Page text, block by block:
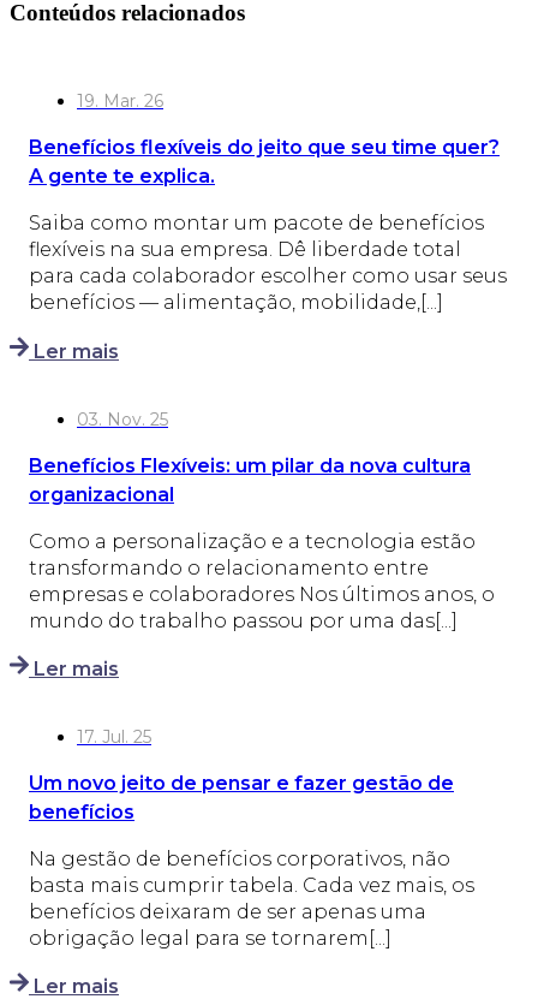
Conteúdos relacionados
19. Mar. 26
Benefícios flexíveis do jeito que seu time quer?
A gente te explica.
Saiba como montar um pacote de benefícios
flexíveis na sua empresa. Dê liberdade total
para cada colaborador escolher como usar seus
benefícios — alimentação, mobilidade,[...]
Ler mais
03. Nov. 25
Benefícios Flexíveis: um pilar da nova cultura
organizacional
Como a personalização e a tecnologia estão
transformando o relacionamento entre
empresas e colaboradores Nos últimos anos, o
mundo do trabalho passou por uma das[...]
Ler mais
17. Jul. 25
Um novo jeito de pensar e fazer gestão de
benefícios
Na gestão de benefícios corporativos, não
basta mais cumprir tabela. Cada vez mais, os
benefícios deixaram de ser apenas uma
obrigação legal para se tornarem[...]
Ler mais